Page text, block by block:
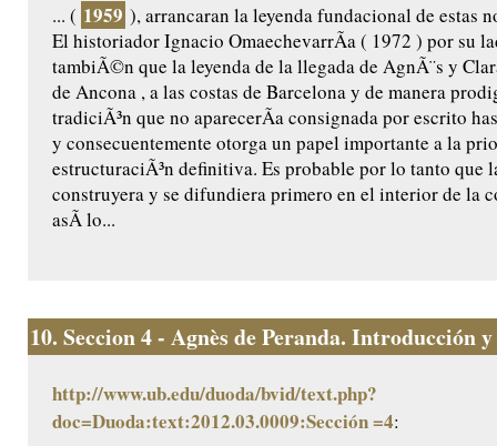
... ( 1959 ), arrancaran la leyenda fundacional de estas
El historiador Ignacio OmaechevarrÃ­a ( 1972 ) por su
tambiÃ©n que la leyenda de la llegada de AgnÃ¨s y
de Ancona , a las costas de Barcelona y de manera
tradiciÃ³n que no aparecerÃ­a consignada por escrito
y consecuentemente otorga un papel importante a la
estructuraciÃ³n definitiva. Es probable por lo tanto que
construyera y se difundiera primero en el interior de la
asÃ­ lo...
10. Seccion 4 - Agnès de Peranda. Introducción
http://www.ub.edu/duoda/bvid/text.php?
doc=Duoda:text:2012.03.0009:Sección =4: